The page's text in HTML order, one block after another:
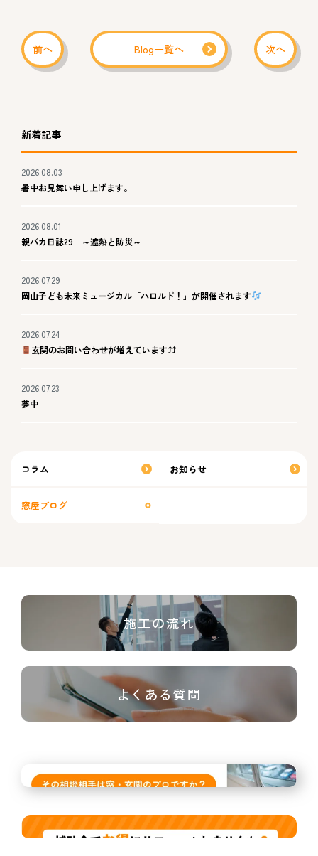
前へ 次へ
Blog一覧へ
新着記事
2026.08.03
暑中お見舞い申し上げます。
2026.08.01
親バカ日誌29 ～遮熱と防災～
2026.07.29
岡山子ども未来ミュージカル「ハロルド！」が開催されます
2026.07.24
玄関のお問い合わせが増えています⤴⤴
2026.07.23
夢中
コラム お知らせ
窓屋ブログ
施工の流れ
よくある質問